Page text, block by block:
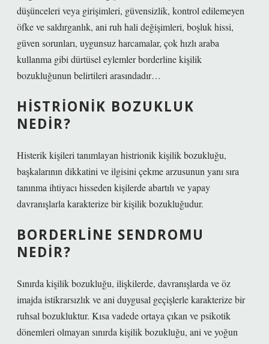
düşünceleri veya girişimleri, güvensizlik, kontrol edilemeyen
öfke ve saldırganlık, ani ruh hali değişimleri, boşluk hissi,
güven sorunları, uygunsuz harcamalar, çok hızlı araba
kullanma gibi dürtüsel eylemler borderline kişilik
bozukluğunun belirtileri arasındadır…
HISTRIONIK BOZUKLUK
NEDIR?
Histerik kişileri tanımlayan histrionik kişilik bozukluğu,
başkalarının dikkatini ve ilgisini çekme arzusunun yanı sıra
tanınma ihtiyacı hisseden kişilerde abartılı ve yapay
davranışlarla karakterize bir kişilik bozukluğudur.
BORDERLINE SENDROMU
NEDIR?
Sınırda kişilik bozukluğu, ilişkilerde, davranışlarda ve öz
imajda istikrarsızlık ve ani duygusal geçişlerle karakterize bir
ruhsal bozukluktur. Kısa vadede ortaya çıkan ve psikotik
dönemleri olmayan sınırda kişilik bozukluğu, ani ve yoğun